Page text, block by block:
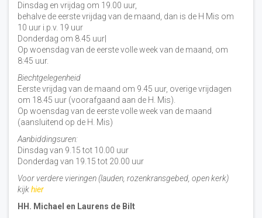
Dinsdag en vrijdag om 19.00 uur,
behalve de eerste vrijdag van de maand, dan is de H Mis om
10 uur i.p.v. 19 uur
Donderdag om 8.45 uur|
Op woensdag van de eerste volle week van de maand, om
8:45 uur.
Biechtgelegenheid
Eerste vrijdag van de maand om 9.45 uur, overige vrijdagen
om 18.45 uur (voorafgaand aan de H. Mis).
Op woensdag van de eerste volle week van de maand
(aansluitend op de H. Mis)
Aanbiddingsuren:
Dinsdag van 9.15 tot 10.00 uur
Donderdag van 19.15 tot 20.00 uur
Voor verdere vieringen (lauden, rozenkransgebed, open kerk)
kijkhier
HH. Michael en Laurens de Bilt